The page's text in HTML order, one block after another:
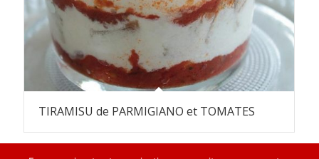
TIRAMISU de PARMIGIANO et TOMATES